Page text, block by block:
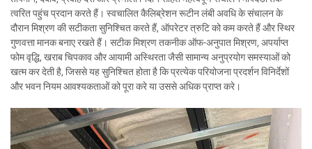
त्वरित पहुंच प्रदान करते हैं। स्वचालित कैलिब्रेशन रूटीन लंबी अवधि के संचालन के
दौरान मिश्रण की सटीकता सुनिश्चित करते हैं, ऑपरेटर त्रुटि को कम करते हैं और स्थिर
गुणवत्ता मानक बनाए रखते हैं। सटीक मिश्रण तकनीक ऑफ-अनुपात मिश्रण, अपर्याप्त
फोम वृद्धि, खराब चिपकाव और आयामी अस्थिरता जैसी सामान्य अनुप्रयोग समस्याओं को
खत्म कर देती है, जिससे यह सुनिश्चित होता है कि प्रत्येक परियोजना प्रदर्शन विनिर्देशों
और भवन नियम आवश्यकताओं को पूरा करे या उससे अधिक प्राप्त करे।